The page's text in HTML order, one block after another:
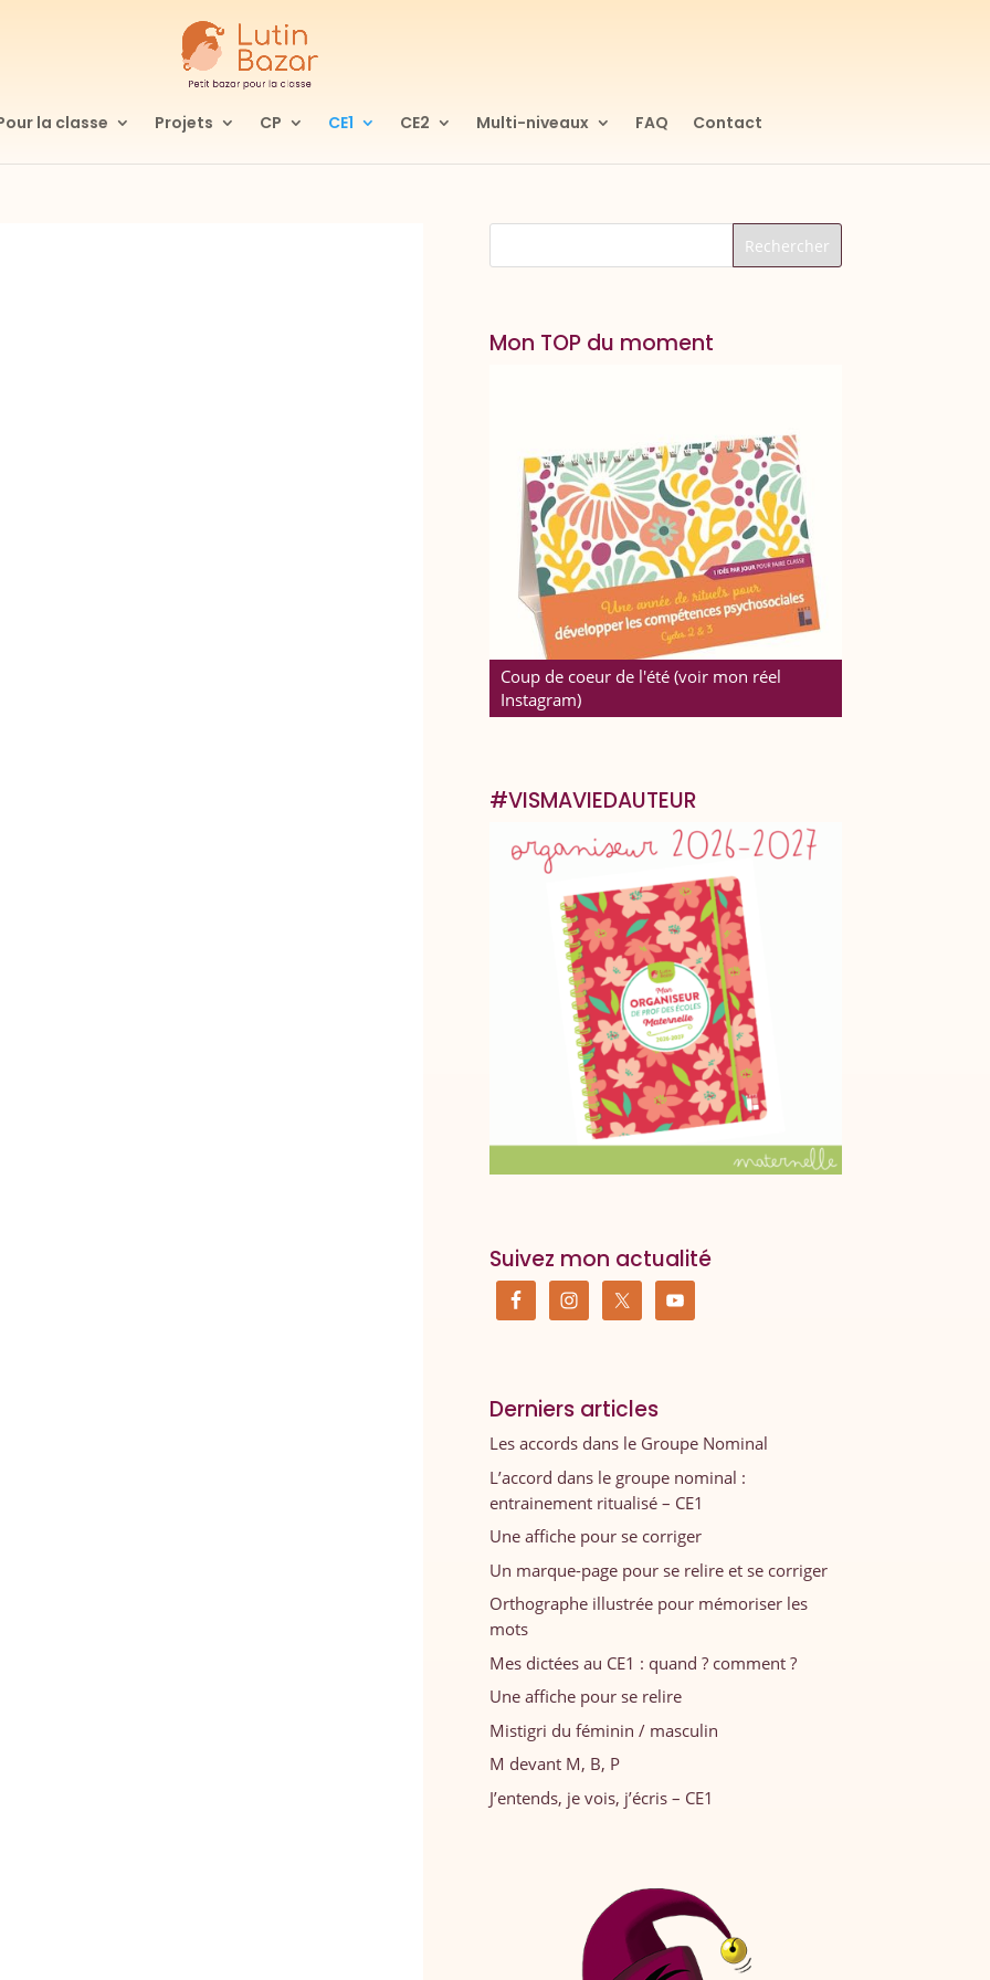
la classe Projets CP CE1 CE2 Multi-niveaux FAQ Contact
Mon TOP du moment
Coup de coeur de l'été (voir mon réel
Instagram)
#VISMAVIEDAUTEUR
Suivez mon actualité
Derniers articles
Les accords dans le Groupe Nominal
L’accord dans le groupe nominal :
entrainement ritualisé – CE1
Une affiche pour se corriger
Un marque-page pour se relire et se corriger
Orthographe illustrée pour mémoriser les
mots
Mes dictées au CE1 : quand ? comment ?
Une affiche pour se relire
Mistigri du féminin / masculin
M devant M, B, P
J’entends, je vois, j’écris – CE1